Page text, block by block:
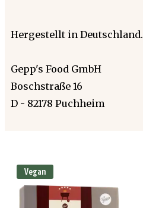
Hergestellt in Deutschland.
Gepp's Food GmbH
Boschstraße 16
D - 82178 Puchheim
Vegan